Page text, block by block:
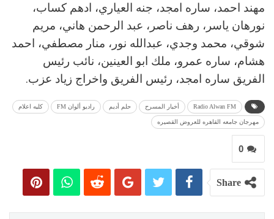
مهند احمد، ساره امجد، جنه العياري، ادهم كساب،
نورهان ياسر، رهف ناصر، عبد الرحمن هاني، مريم
شوقي، محمد وجدي، عبدالله نور، منار مصطفي، احمد
هشام، ساره عمرو، ملك ابو العينين، نائب رئيس
الفريق ساره امجد، رئيس الفريق واخراج زياد عزب.
Radio Alwan FM أخبار المسرح حلم أديم راديو ألوان FM كليه اعلام
مهرجان جامعه القاهره للعروض القصيره
0
Share